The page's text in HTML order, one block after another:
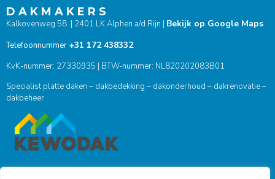
D A K M A K E R S
Kalkovenweg 58 | 2401 LK Alphen a/d Rijn | Bekijk op Google Maps
Telefoonnummer +31 172 438332
KvK-nummer: 27330935 | BTW-nummer: NL820202083B01
Specialist platte daken – dakbedekking – dakonderhoud – dakrenovatie –
dakbeheer